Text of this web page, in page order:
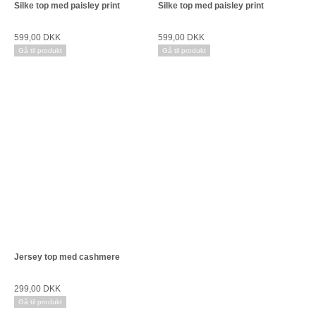
Silke top med paisley print
599,00 DKK
Gå til produkt
Silke top med paisley print
599,00 DKK
Gå til produkt
Jersey top med cashmere
299,00 DKK
Gå til produkt